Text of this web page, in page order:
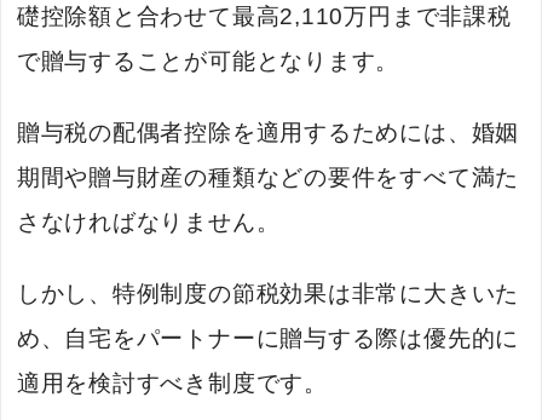
礎控除額と合わせて最高2,110万円まで非課税
で贈与することが可能となります。
贈与税の配偶者控除を適用するためには、婚姻
期間や贈与財産の種類などの要件をすべて満た
さなければなりません。
しかし、特例制度の節税効果は非常に大きいた
め、自宅をパートナーに贈与する際は優先的に
適用を検討すべき制度です。